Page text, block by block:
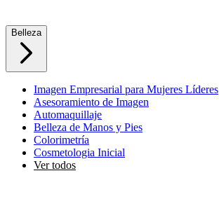
Belleza
Imagen Empresarial para Mujeres Líderes
Asesoramiento de Imagen
Automaquillaje
Belleza de Manos y Pies
Colorimetría
Cosmetologia Inicial
Ver todos